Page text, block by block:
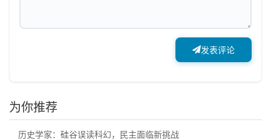
发表评论
为你推荐
历史学家：硅谷误读科幻，民主面临新挑战